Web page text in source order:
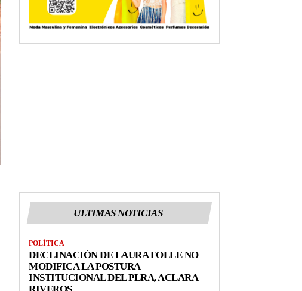
ULTIMAS NOTICIAS
POLÍTICA
DECLINACIÓN DE LAURA FOLLE NO
MODIFICA LA POSTURA
INSTITUCIONAL DEL PLRA, ACLARA